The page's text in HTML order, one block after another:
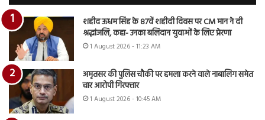
शहीद ऊधम सिंह के 87वें शहीदी दिवस पर CM मान ने दी
श्रद्धांजलि, कहा- उनका बलिदान युवाओं के लिए प्रेरणा
1 August 2026 - 11:23 AM
अमृतसर की पुलिस चौकी पर हमला करने वाले नाबालिग समेत
चार आरोपी गिरफ्तार
1 August 2026 - 10:45 AM